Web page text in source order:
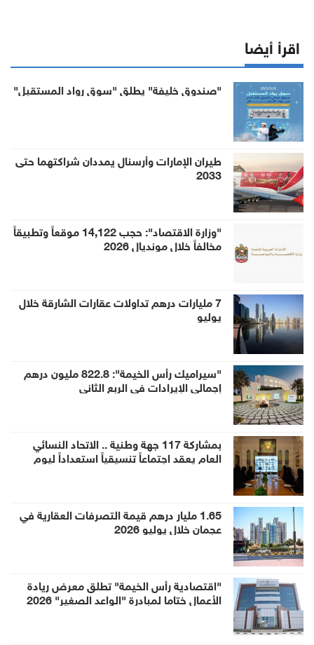
اقرأ أيضا
"صندوق خليفة" يطلق "سوق رواد المستقبل"
طيران الإمارات وأرسنال يمددان شراكتهما حتى
2033
"وزارة الاقتصاد": حجب 14,122 موقعاً وتطبيقاً
مخالفاً خلال مونديال 2026
7 مليارات درهم تداولات عقارات الشارقة خلال
يوليو
"سيراميك رأس الخيمة": 822.8 مليون درهم
إجمالي الإيرادات في الربع الثاني
بمشاركة 117 جهة وطنية .. الاتحاد النسائي
العام يعقد اجتماعاً تنسيقياً استعداداً ليوم
المرأة الإماراتية 2026
1.65 مليار درهم قيمة التصرفات العقارية في
عجمان خلال يوليو 2026
"اقتصادية رأس الخيمة" تطلق معرض ريادة
الأعمال ختاما لمبادرة "الواعد الصغير" 2026